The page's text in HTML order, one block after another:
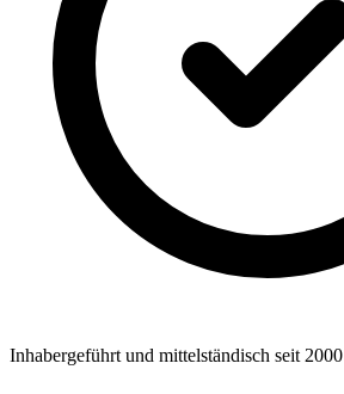
Inhabergeführt und mittelständisch seit 2000